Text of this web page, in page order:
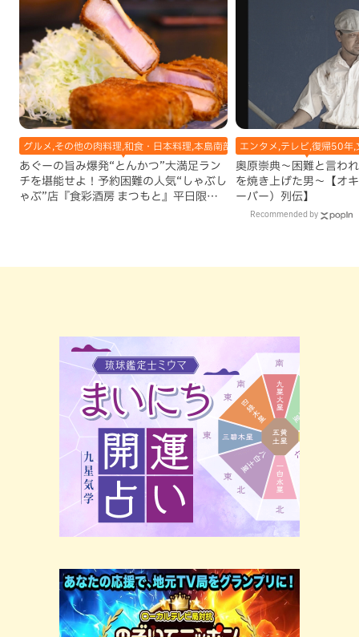
グルメ,その他の肉料理,和食・日本料理,本島南部,那覇市
あぐーの旨み爆発“とんかつ”大満足ラン
チを堪能せよ！予約困難の人気“しゃぶし
ゃぶ”店『食彩酒房 まつもと』平日限定
エンタメ,テレビ,復帰50年,
奥原崇典～困難と言わ
を焼き上げた男～【オ
ーバー）列伝】
Recommended by